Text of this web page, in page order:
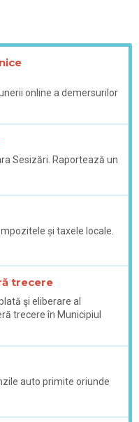
online a demersurilor
Sesizări. Raportează un
și taxele locale.
trecere
şi eliberare al
trecere în Municipiul
auto primite oriunde